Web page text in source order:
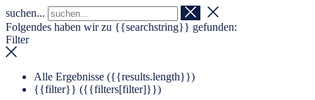
Navigation überspringen
Zum Footer springen
suchen...
Folgendes haben wir zu {{searchstring}} gefunden:
Filter
Alle Ergebnisse ({{results.length}})
{{filter}} ({{filters[filter]}})